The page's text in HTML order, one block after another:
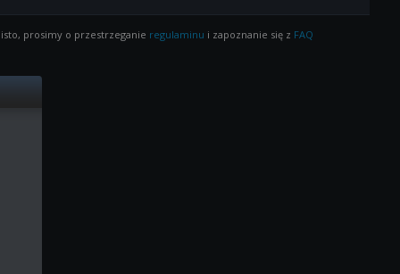
prosimy o przestrzeganie regulaminu i zapoznanie się z FAQ